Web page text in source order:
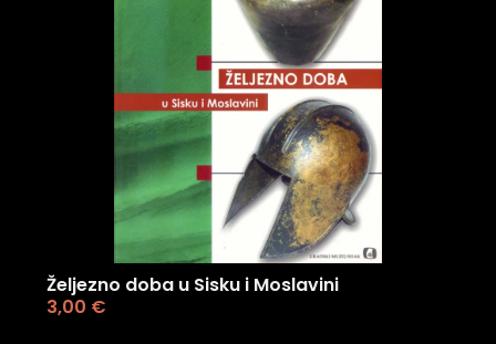
Željezno doba u Sisku i Moslavini
3,00 €